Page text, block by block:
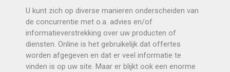
U kunt zich op diverse manieren onderscheiden van
de concurrentie met o.a. advies en/of
informatieverstrekking over uw producten of
diensten. Online is het gebruikelijk dat offertes
worden afgegeven en dat er veel informatie te
vinden is op uw site. Maar er blijkt ook een enorme